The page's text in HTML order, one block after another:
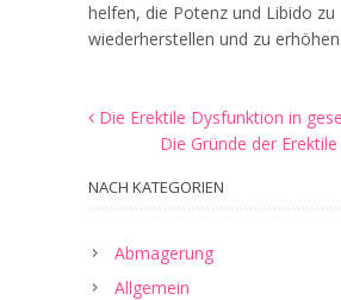
helfen, die Potenz und Libido zu
wiederherstellen und zu erhöhen.
Die Erektile Dysfunktion in
Die Gründe der
NACH KATEGORIEN
Abmagerung
Allgemein